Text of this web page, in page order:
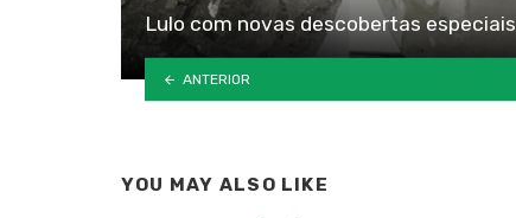
Lulo com novas descobertas especiais
ANTERIOR
YOU MAY ALSO LIKE